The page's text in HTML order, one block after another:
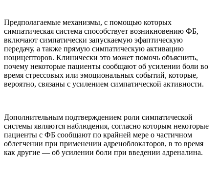
Предполагаемые механизмы, с помощью которых
симпатическая система способствует возникновению ФБ,
включают симпатически запускаемую эфаптическую
передачу, а также прямую симпатическую активацию
ноцицепторов. Клинически это может помочь объяснить,
почему некоторые пациенты сообщают об усилении боли во
время стрессовых или эмоциональных событий, которые,
вероятно, связаны с усилением симпатической активности.
Дополнительным подтверждением роли симпатической
системы являются наблюдения, согласно которым некоторые
пациенты с ФБ сообщают по крайней мере о частичном
облегчении при применении адреноблокаторов, в то время
как другие — об усилении боли при введении адреналина.